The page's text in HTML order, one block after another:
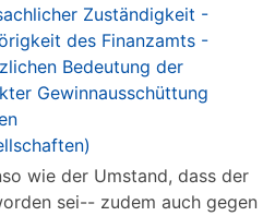
Zuständigkeit -
des Finanzamts -
Bedeutung der
Gewinnausschüttung
wie der Umstand, dass der
sei-- zudem auch gegen